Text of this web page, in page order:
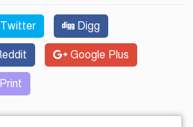
Twitter Digg
Google Plus
Print